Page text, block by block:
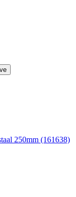
250mm (161638)